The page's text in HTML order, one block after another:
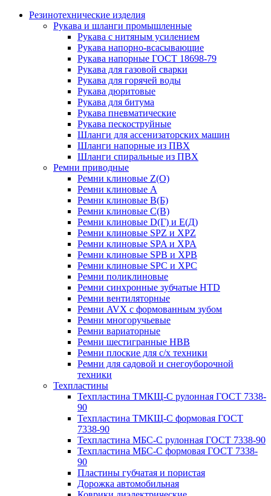
Резинотехнические изделия
Рукава и шланги промышленные
Рукава с нитяным усилением
Рукава напорно-всасывающие
Рукава напорные ГОСТ 18698-79
Рукава для газовой сварки
Рукава для горячей воды
Рукава дюритовые
Рукава для битума
Рукава пневматические
Рукава пескоструйные
Шланги для ассенизаторских машин
Шланги напорные из ПВХ
Шланги спиральные из ПВХ
Ремни приводные
Ремни клиновые Z(О)
Ремни клиновые А
Ремни клиновые В(Б)
Ремни клиновые С(В)
Ремни клиновые D(Г) и Е(Д)
Ремни клиновые SPZ и XPZ
Ремни клиновые SPA и XPA
Ремни клиновые SPB и XPB
Ремни клиновые SPC и XPC
Ремни поликлиновые
Ремни синхронные зубчатые HTD
Ремни вентиляторные
Ремни AVX с формованным зубом
Ремни многоручьевые
Ремни вариаторные
Ремни шестигранные HBB
Ремни плоские для с/х техники
Ремни для садовой и снегоуборочной
техники
Техпластины
Техпластина ТМКЩ-С рулонная ГОСТ 7338-
90
Техпластина ТМКЩ-С формовая ГОСТ
7338-90
Техпластина МБС-С рулонная ГОСТ 7338-90
Техпластина МБС-С формовая ГОСТ 7338-
90
Пластины губчатая и пористая
Дорожка автомобильная